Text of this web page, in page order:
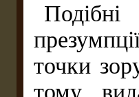
точки
тому